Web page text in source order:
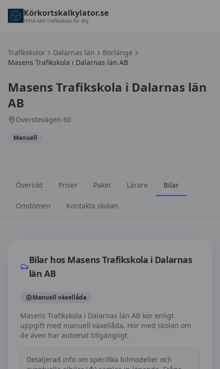
Körkortskalkylator.se
Hitta rätt trafikskola för dig
Trafikskolor Dalarnas län
Borlänge
Masens Trafikskola i Dalarnas län AB
Masens Trafikskola i Dalarnas län
AB
Överstevägen 60
Manuell
Översikt Priser Paket Lärare Bilar
Omdömen Kontakta skolan
Bilar hos Masens Trafikskola i Dalarnas
län AB
Manuell växellåda
Masens Trafikskola i Dalarnas län AB kör enligt
uppgift med manuell växellåda. Hör med skolan om
de även har automat tillgängligt.
Detaljerad info om specifika bilmodeller och